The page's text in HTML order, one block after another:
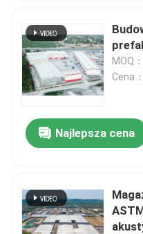
MOQ
Cena
Najlepsza cena